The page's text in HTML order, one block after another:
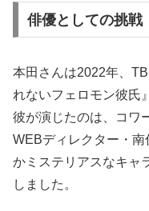
俳優としての挑戦
本田さんは2022年、
れないフェロモン彼氏
彼が演じたのは、コワ
WEBディレクター・南
かミステリアスなキャ
しました。